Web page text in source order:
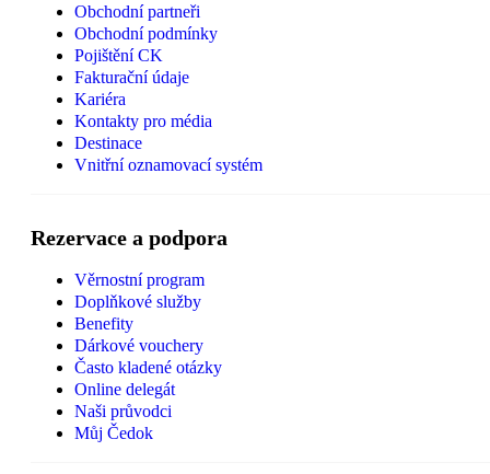
Obchodní partneři
Obchodní podmínky
Pojištění CK
Fakturační údaje
Kariéra
Kontakty pro média
Destinace
Vnitřní oznamovací systém
Rezervace a podpora
Věrnostní program
Doplňkové služby
Benefity
Dárkové vouchery
Často kladené otázky
Online delegát
Naši průvodci
Můj Čedok